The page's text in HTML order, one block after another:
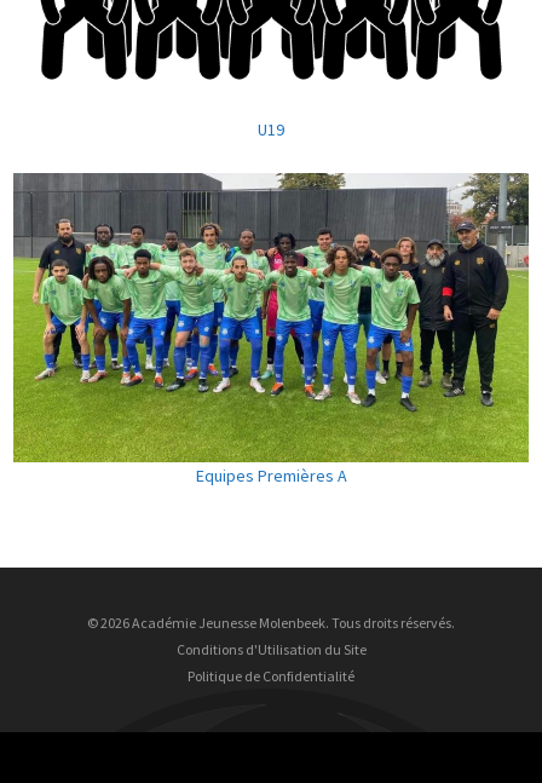
U19
Equipes Premières A
© 2026 Académie Jeunesse Molenbeek. Tous droits réservés.
Conditions d'Utilisation du Site
Politique de Confidentialité